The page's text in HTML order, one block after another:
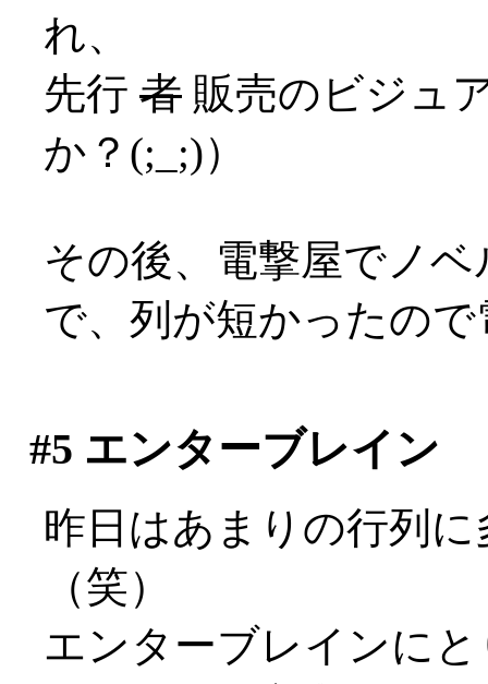
れ、
先行 者 販売のビジュ
か？(;_;)）
その後、電撃屋でノ
で、列が短かったの
#5 エンターブレイン
昨日はあまりの行列
（笑）
エンターブレインに